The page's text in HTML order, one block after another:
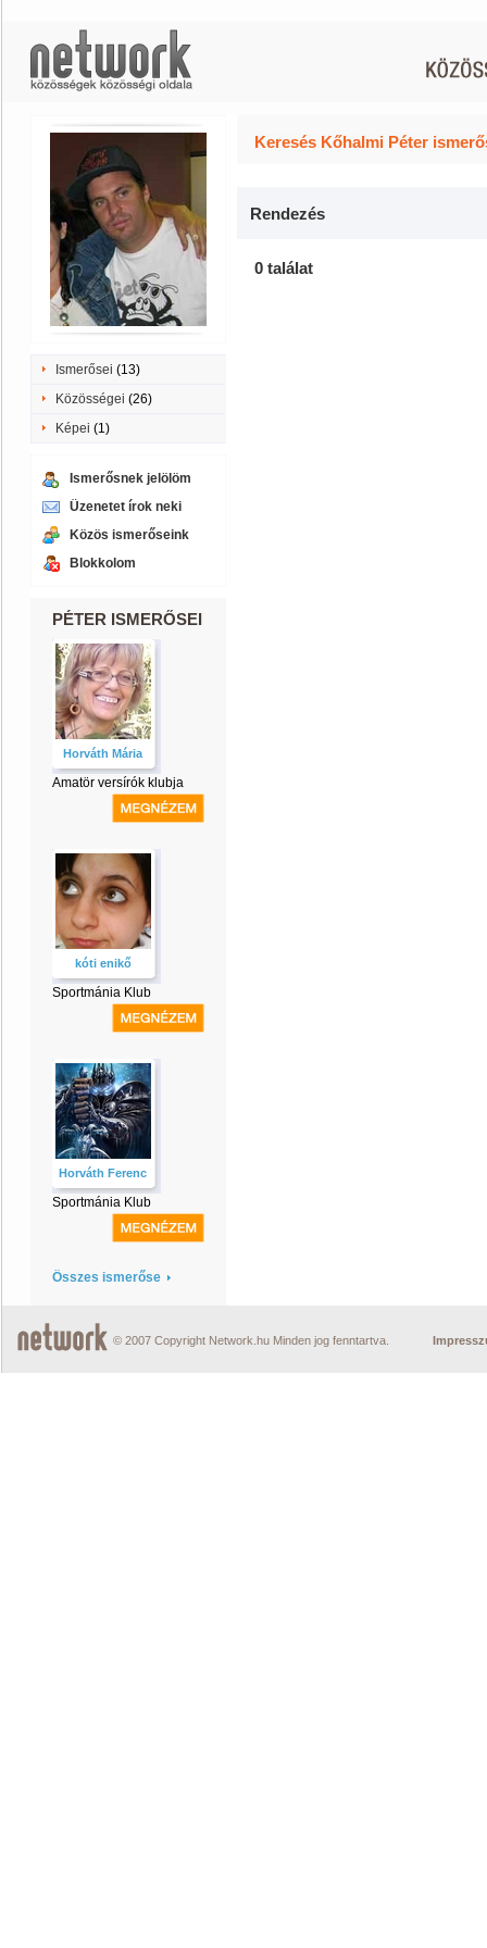
Ismerősei (13)
Közösségei (26)
Képei (1)
Ismerősnek jelölöm
Üzenetet írok neki
Közös ismerőseink
Blokkolom
PÉTER ISMERŐSEI
Horváth Mária
Amatör versírók klubja
kóti enikő
Sportmánia Klub
Horváth Ferenc
Sportmánia Klub
Összes ismerőse
Keresés Kőhalmi Péter
Rendezés
0 találat
© 2007 Copyright Network.hu Minden jog fenntartva.